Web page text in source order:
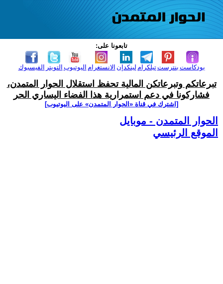
تابعونا على:
الفيسبوك التويتر اليوتيوب الانستغرام لينكدإن تيلكرامبنترست بودكاست
تبرعاتكم وتبرعاتكن المالية تحفظ استقلال الحوار المتمدن،
فشاركونا في دعم استمرارية هذا الفضاء اليساري الحر
[اشترك في قناة ‫«الحوار المتمدن» على اليوتيوب]
الحوار المتمدن - موبايل
الموقع الرئيسي